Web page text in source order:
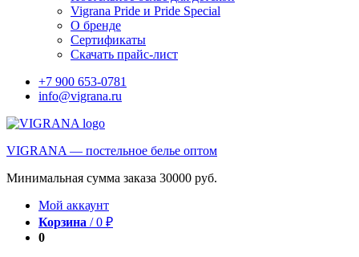
Vigrana Pride и Pride Special
О бренде
Сертификаты
Скачать прайс-лист
+7 900 653-0781
info@vigrana.ru
VIGRANA — постельное белье оптом
Минимальная сумма заказа 30000 руб.
Мой аккаунт
Корзина /0 ₽
0